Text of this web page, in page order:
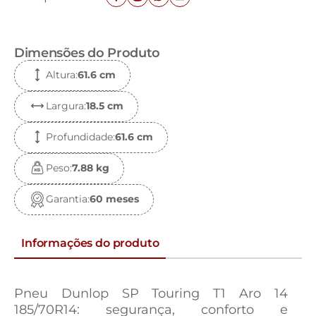
Dimensões do Produto
Altura:61.6 cm
Largura:18.5 cm
Profundidade:61.6 cm
Peso:7.88 kg
Garantia:60 meses
Informações do produto
Pneu Dunlop SP Touring T1 Aro 14
185/70R14: segurança, conforto e